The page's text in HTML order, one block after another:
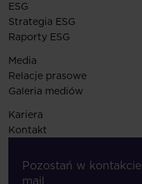
ESG
Strategia ESG
Raporty ESG
Media
Relacje prasowe
Galeria mediów
Kariera
Kontakt
Pozostań w
mail